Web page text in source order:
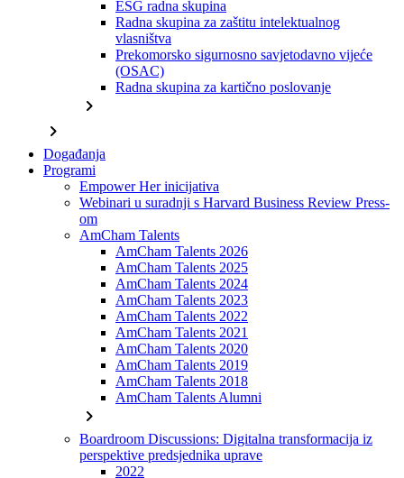
ESG radna skupina
Radna skupina za zaštitu intelektualnog
vlasništva
Prekomorsko sigurnosno savjetodavno vijeće
(OSAC)
Radna skupina za kartično poslovanje
chevron_right
chevron_right
Događanja
Programi
Empower Her inicijativa
Webinari u suradnji s Harvard Business Review Press-
om
AmCham Talents
AmCham Talents 2026
AmCham Talents 2025
AmCham Talents 2024
AmCham Talents 2023
AmCham Talents 2022
AmCham Talents 2021
AmCham Talents 2020
AmCham Talents 2019
AmCham Talents 2018
AmCham Talents Alumni
chevron_right
Boardroom Discussions: Digitalna transformacija iz
perspektive predsjednika uprave
2022